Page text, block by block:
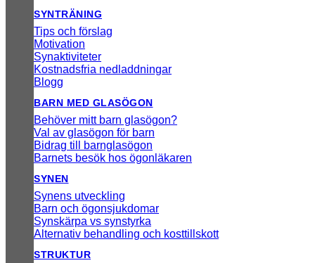
SYNTRÄNING
Tips och förslag
Motivation
Synaktiviteter
Kostnadsfria nedladdningar
Blogg
BARN MED GLASÖGON
Behöver mitt barn glasögon?
Val av glasögon för barn
Bidrag till barnglasögon
Barnets besök hos ögonläkaren
SYNEN
Synens utveckling
Barn och ögonsjukdomar
Synskärpa vs synstyrka
Alternativ behandling och kosttillskott
STRUKTUR